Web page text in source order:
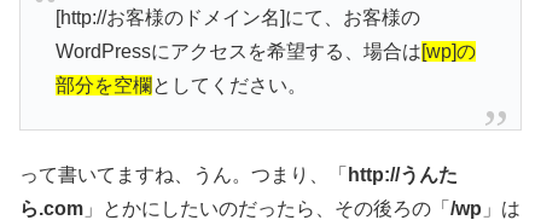
[http://お客様のドメイン名]にて、お客様の
WordPressにアクセスを希望する、場合は[wp]の
部分を空欄としてください。
って書いてますね、うん。つまり、「 http://うんた
ら.com 」とかにしたいのだったら、その後ろの「 /wp 」は